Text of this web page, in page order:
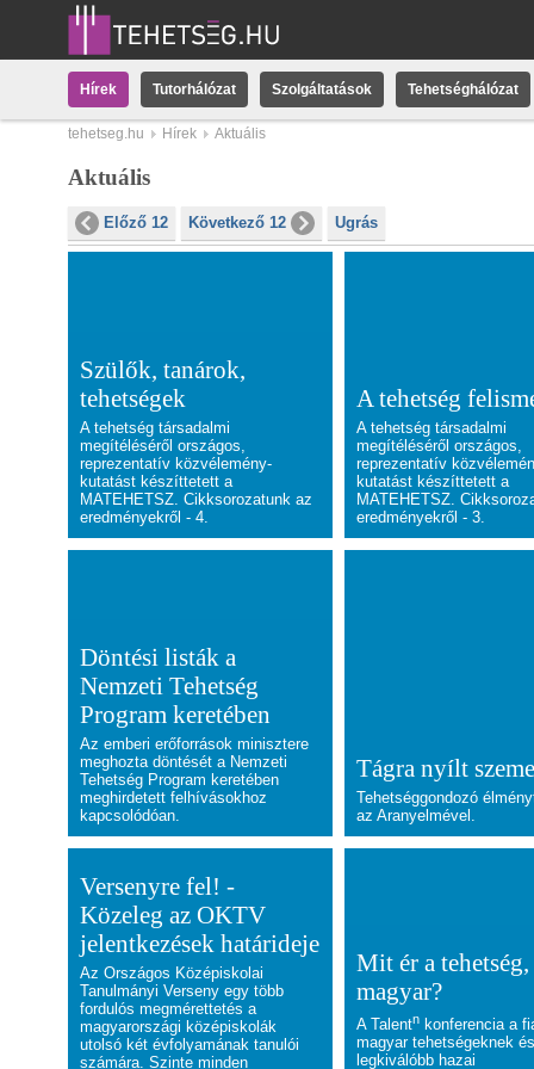
Hírek Tutorhálózat Szolgáltatások Tehetséghálózat
tehetseg.hu Hírek Aktuális
Aktuális
Előző 12 Következő 12 Ugrás
Szülők, tanárok,
tehetségek
A tehetség társadalmi
megítéléséről országos,
reprezentatív közvélemény-
kutatást készíttetett a
MATEHETSZ. Cikksorozatunk az
eredményekről - 4.
A tehetség
A tehetség társadalmi
megítéléséről országos,
reprezentatív
kutatást készíttetett a
MATEHETSZ.
eredményekről - 3.
Döntési listák a
Nemzeti Tehetség
Program keretében
Az emberi erőforrások minisztere
meghozta döntését a Nemzeti
Tehetség Program keretében
meghirdetett felhívásokhoz
kapcsolódóan.
Tágra nyílt
Tehetséggondozó
az Aranyelmével.
Versenyre fel! -
Közeleg az OKTV
jelentkezések határideje
Az Országos Középiskolai
Tanulmányi Verseny egy több
fordulós megmérettetés a
magyarországi középiskolák
utolsó két évfolyamának tanulói
számára. Szinte minden
Mit ér a tehetség,
magyar?
A Talentn konferencia a
magyar tehetségeknek
legkiválóbb hazai